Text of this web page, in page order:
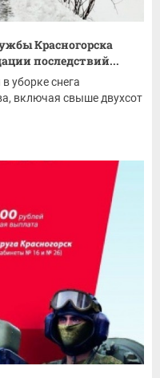
Красногорска
последствий...
уборке снега
включая свыше двухсот